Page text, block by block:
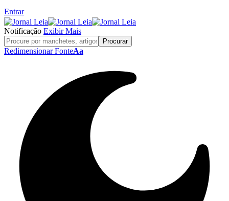
Entrar
Notificação Exibir Mais
Redimensionar FonteAa